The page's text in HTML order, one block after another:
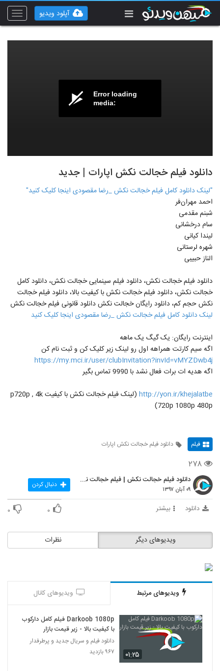
Toggle
آپلود ویدیو
Error loading
media:
دانلود فیلم خجالت نکش اپارات | جدید
"لینک دانلود کامل فیلم خجالت نکش _رضا مقصودی اینجا کلیک کنید"
احمد مهران‌فر
شبنم مقدمی
سام درخشانی
لیندا کیانی
شهره لرستانی
الناز حبیبی
دانلود فیلم خجالت نکش، دانلود فیلم سینمایی خجالت نکش، دانلود کامل
خجالت نکش، دانلود فیلم خجالت نکش با کیفیت بالا، دانلود فیلم خجالت
نکش حجم کم، دانلود رایگان خجالت نکش دانلود قانونی فیلم خجالت نکش
لینک دانلود کامل فیلم خجالت نکش _رضا مقصودی اینجا کلیک کنید
اینترنت رایگان: یک گیگ یک ماهه
اگه سیم کارتت همراهه اول رو لینک زیر کلیک کن و ثبت نام کن
https://my.mci.ir/user/clubInvitation?invId=vMYZDwb4j
اگه هدیه ات برات فعال نشد با 9990 تماس بگیر
http://yon.ir/khejalatbe
(لینک فیلم خجالت نکش با کیفیت p720p , 4k
720p 1080p 480p)
فیلم دانلود فیلم خجالت نکش اپارات
۲۷۸
دانلود فیلم خجالت نکش | فیلم خجالت نکش | سینمایی |
۰۹ آبان ۱۳۹۷ دنبال کردن
دانلود بیشتر ۰ ۰
نظرات ویدیوهای دیگر
ویدیوهای مرتبط ویدیوهای کانال
۰۱:۲۵
Darkoob 1080p فیلم کامل دارکوب
با کیفیت بالا - زیر قیمت بازار
دانلود فیلم و سریال جدید و پرطرفدار
۹۶۷ بازدید